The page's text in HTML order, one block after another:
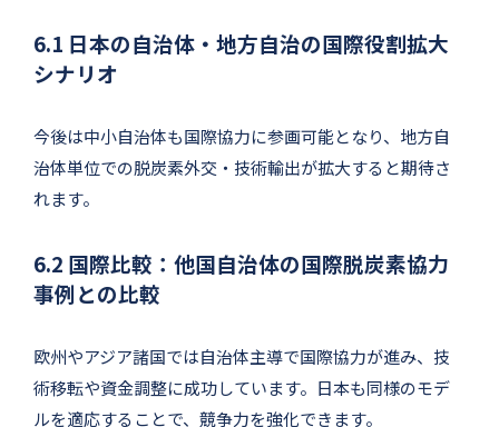
6.1 日本の自治体・地方自治の国際役割拡大
シナリオ
今後は中小自治体も国際協力に参画可能となり、地方自
治体単位での脱炭素外交・技術輸出が拡大すると期待さ
れます。
6.2 国際比較：他国自治体の国際脱炭素協力
事例との比較
欧州やアジア諸国では自治体主導で国際協力が進み、技
術移転や資金調整に成功しています。日本も同様のモデ
ルを適応することで、競争力を強化できます。